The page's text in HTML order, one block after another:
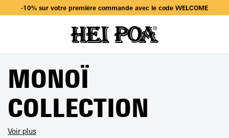
-10% sur votre première commande avec le code WELCOME
Livraison offerte dès 49€ d’achat en sélectionnant Mondial Relay
MONOÏ
COLLECTION
Voir plus